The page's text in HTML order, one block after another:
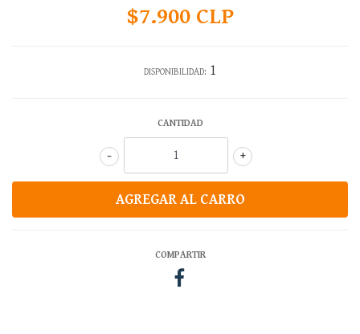
$7.900 CLP
DISPONIBILIDAD: 1
CANTIDAD
+
-
COMPARTIR